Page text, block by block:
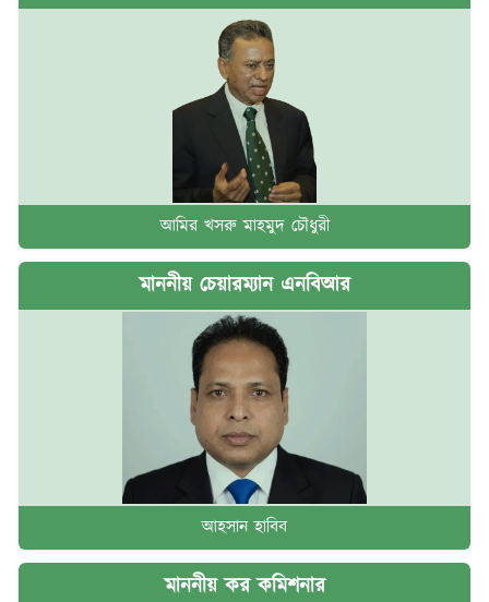
আমির খসরু মাহমুদ চৌধুরী
মাননীয় চেয়ারম্যান এনবিআর
আহসান হাবিব
মাননীয় কর কমিশনার